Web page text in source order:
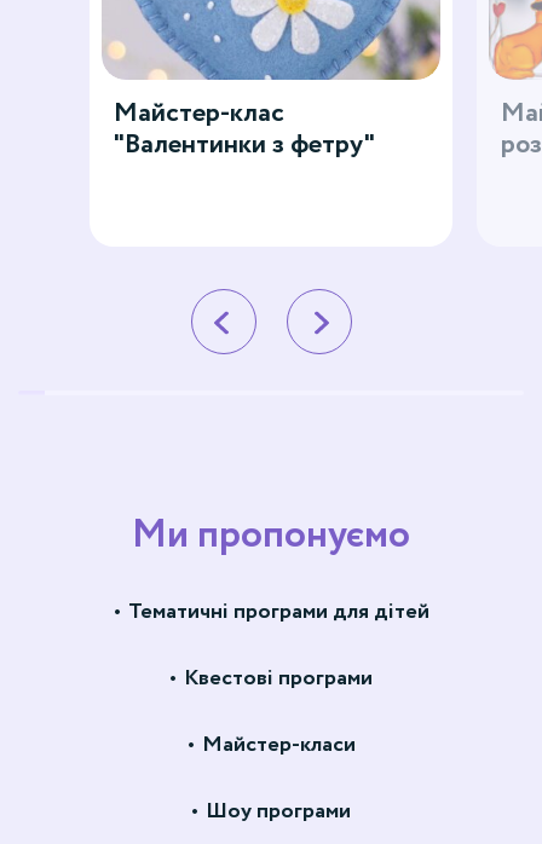
Майстер-клас
"Валентинки з фетру"
Ми пропонуємо
Тематичні програми для дітей
Квестові програми
Майстер-класи
Шоу програми